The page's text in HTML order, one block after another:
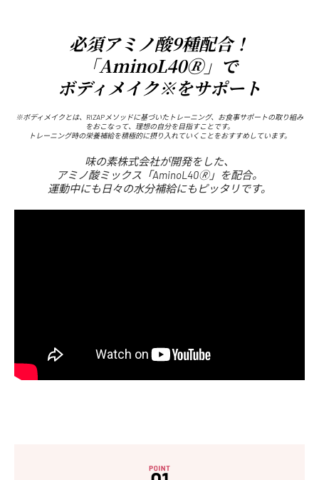
必須アミノ酸9種配合！
「AminoL40🄬」で
ボディメイク※をサポート
※ボディメイクとは、RIZAPメソッドに基づいたトレーニング、お食事サポートの取り組み
をおこなって、理想の自分を目指すことです。
トレーニング時の栄養補給を積極的に摂り入れていくことをおすすめしています。
味の素株式会社が開発をした、
アミノ酸ミックス「AminoL40🄬」を配合。
運動中にも日々の水分補給にもピッタリです。